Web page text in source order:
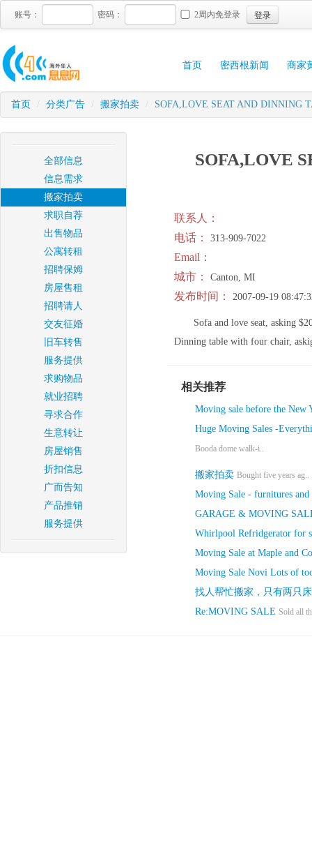
账号： 密码： 2周内免登录 登录
首页 密西根新闻 商家
首页 / 分类广告 / 搬家拍卖 / SOFA,LOVE SEAT AND DINNING
全部信息
信息需求
搬家拍卖
求职自荐
出售物品
公寓转租
招聘保姆
房屋售租
招聘请人
交友征婚
旧车转售
服务提供
求购物品
就业招聘
寻求合作
生意转让
房屋销售
折扣信息
广而告知
产品推销
服务提供
SOFA,LOVE
联系人：
电话：
313-909-7022
Email：
城市：
Canton, MI
发布时间： 2007-09-19
Sofa and love seat, asking
Dinning table with four chair,
相关推荐
Moving sale before the New
Huge Moving Sales -
Booda dome walk-i..
搬家拍卖 Bought five years ag..
Moving Sale - furnitures
GARAGE & MOVING
Whirlpool Refridgerator for
Moving Sale at Maple and
Moving Sale Novi Lots of
找人帮忙搬家，只有两只
Re:MOVING SALE Sold all